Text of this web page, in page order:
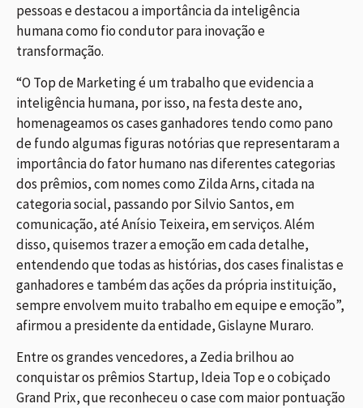
pessoas e destacou a importância da inteligência
humana como fio condutor para inovação e
transformação.
“O Top de Marketing é um trabalho que evidencia a
inteligência humana, por isso, na festa deste ano,
homenageamos os cases ganhadores tendo como pano
de fundo algumas figuras notórias que representaram a
importância do fator humano nas diferentes categorias
dos prêmios, com nomes como Zilda Arns, citada na
categoria social, passando por Silvio Santos, em
comunicação, até Anísio Teixeira, em serviços. Além
disso, quisemos trazer a emoção em cada detalhe,
entendendo que todas as histórias, dos cases finalistas e
ganhadores e também das ações da própria instituição,
sempre envolvem muito trabalho em equipe e emoção”,
afirmou a presidente da entidade, Gislayne Muraro.
Entre os grandes vencedores, a Zedia brilhou ao
conquistar os prêmios Startup, Ideia Top e o cobiçado
Grand Prix, que reconheceu o case com maior pontuação